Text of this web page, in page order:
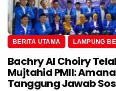
BERITA UTAMA LAMPUNG
Bachry Al Choiry
Mujtahid PMII:
Tanggung Jawab